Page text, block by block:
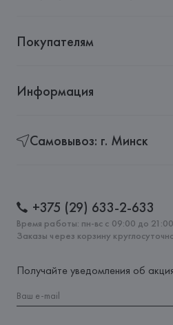
Покупателям
Информация
Самовывоз: г. Минск
+375 (29) 633-2-633
Время работы: пн-вс с 09:00 до
Заказы через корзину
Получайте уведомления об